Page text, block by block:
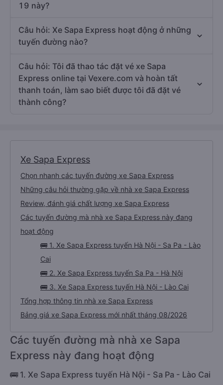
19 này?
Câu hỏi: Xe Sapa Express hoạt động ở những
tuyến đường nào?
Câu hỏi: Tôi đã thao tác đặt vé xe Sapa
Express online tại Vexere.com và hoàn tất
thanh toán, làm sao biết được tôi đã đặt vé
thành công?
Xe Sapa Express
Chọn nhanh các tuyến đường xe Sapa Express
Những câu hỏi thường gặp về nhà xe Sapa Express
Review, đánh giá chất lượng xe Sapa Express
Các tuyến đường mà nhà xe Sapa Express này đang
hoạt động
🚌 1. Xe Sapa Express tuyến Hà Nội - Sa Pa - Lào
Cai
🚌 2. Xe Sapa Express tuyến Sa Pa - Hà Nội
🚌 3. Xe Sapa Express tuyến Hà Nội - Lào Cai
Tổng hợp thông tin nhà xe Sapa Express
Bảng giá xe Sapa Express mới nhất tháng 08/2026
Các tuyến đường mà nhà xe Sapa
Express này đang hoạt động
🚌 1. Xe Sapa Express tuyến Hà Nội - Sa Pa - Lào Cai